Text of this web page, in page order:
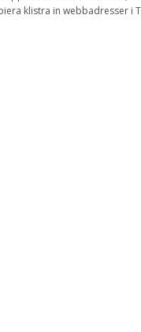
klistra in webbadresser i